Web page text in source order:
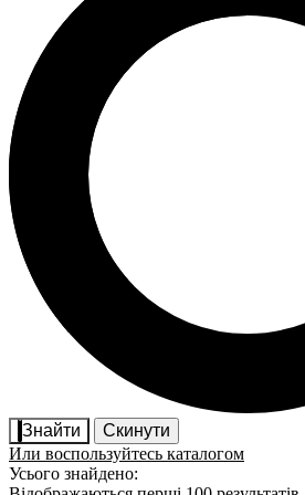
Знайти
Скинути
Или воспользуйтесь каталогом
Усього знайдено: